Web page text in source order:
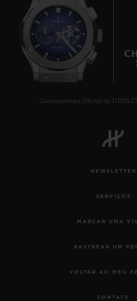
Cronometrista Oficial da UEFA
NEWSLETTER
SERVIÇOS
MARCAR UMA
RASTREAR UM
VOLTAR AO MEU
CONTATO